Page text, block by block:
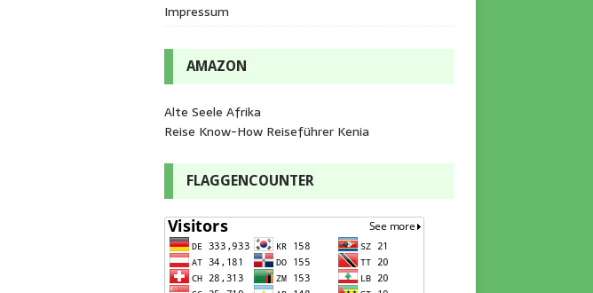
Impressum
AMAZON
Alte Seele Afrika
Reise Know-How Reiseführer Kenia
FLAGGENCOUNTER